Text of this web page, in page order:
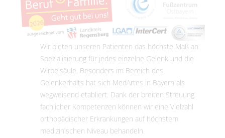
Wir bieten unseren Patienten das höchste Maß an
Spezialisierung für jedes einzelne Gelenk und die
Wirbelsäule. Besonders im Bereich des
Gelenkerhalts hat sich MedArtes in Bayern als
wegweisend etabliert. Dank der breiten Streuung
fachlicher Kompetenzen können wir eine Vielzahl
orthopädischer Erkrankungen auf höchstem
medizinischen Niveau behandeln.